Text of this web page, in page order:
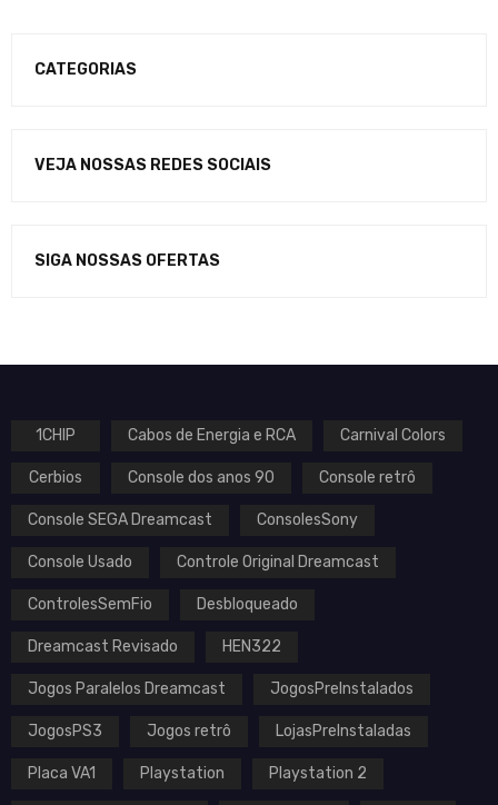
CATEGORIAS
VEJA NOSSAS REDES SOCIAIS
SIGA NOSSAS OFERTAS
1CHIP Cabos de Energia e RCA Carnival Colors
Cerbios Console dos anos 90 Console retrô
Console SEGA Dreamcast ConsolesSony
Console Usado Controle Original Dreamcast
ControlesSemFio Desbloqueado
Dreamcast Revisado HEN322
Jogos Paralelos Dreamcast JogosPreInstalados
JogosPS3 Jogos retrô LojasPreInstaladas
Placa VA1 Playstation Playstation 2